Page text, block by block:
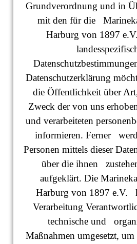
Grundverordnung und in
mit den für die
Harburg von 1897
Datenschutzerklärung
die Öffentlichkeit über
Zweck der von uns
und verarbeiteten
informieren. Ferner
Personen mittels dieser
über die ihnen
aufgeklärt. Die
Harburg von 1897 e.V.
Verarbeitung
technische und
Maßnahmen umgesetzt,